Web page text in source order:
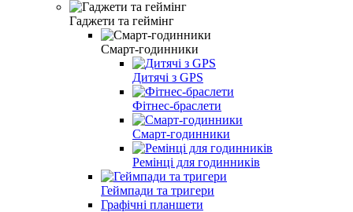
Гаджети та геймінг
Смарт-годинники
Дитячі з GPS
Фітнес-браслети
Смарт-годинники
Ремінці для годинників
Геймпади та тригери
Графічні планшети